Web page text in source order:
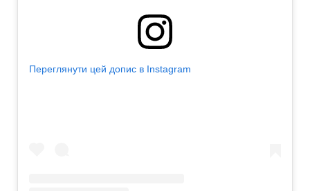
Переглянути цей допис в Instagram